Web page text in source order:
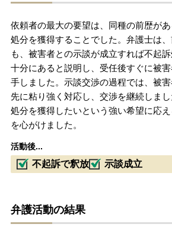
依頼者の最大の要望は、同種の前歴が
処分を獲得することでした。弁護士は
も、被害者との示談が成立すれば不起
十分にあると説明し、受任後すぐに被
手しました。示談交渉の過程では、被
先に粘り強く対応し、交渉を継続しま
処分を獲得したいという強い希望に応
を心がけました。
活動後...
不起訴で釈放 示談成立
弁護活動の結果